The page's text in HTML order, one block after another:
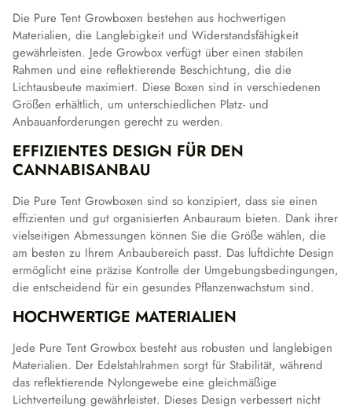
Die Pure Tent Growboxen bestehen aus hochwertigen
Materialien, die Langlebigkeit und Widerstandsfähigkeit
gewährleisten. Jede Growbox verfügt über einen stabilen
Rahmen und eine reflektierende Beschichtung, die die
Lichtausbeute maximiert. Diese Boxen sind in verschiedenen
Größen erhältlich, um unterschiedlichen Platz- und
Anbauanforderungen gerecht zu werden.
EFFIZIENTES DESIGN FÜR DEN
CANNABISANBAU
Die Pure Tent Growboxen sind so konzipiert, dass sie einen
effizienten und gut organisierten Anbauraum bieten. Dank ihrer
vielseitigen Abmessungen können Sie die Größe wählen, die
am besten zu Ihrem Anbaubereich passt. Das luftdichte Design
ermöglicht eine präzise Kontrolle der Umgebungsbedingungen,
die entscheidend für ein gesundes Pflanzenwachstum sind.
HOCHWERTIGE MATERIALIEN
Jede Pure Tent Growbox besteht aus robusten und langlebigen
Materialien. Der Edelstahlrahmen sorgt für Stabilität, während
das reflektierende Nylongewebe eine gleichmäßige
Lichtverteilung gewährleistet. Dieses Design verbessert nicht